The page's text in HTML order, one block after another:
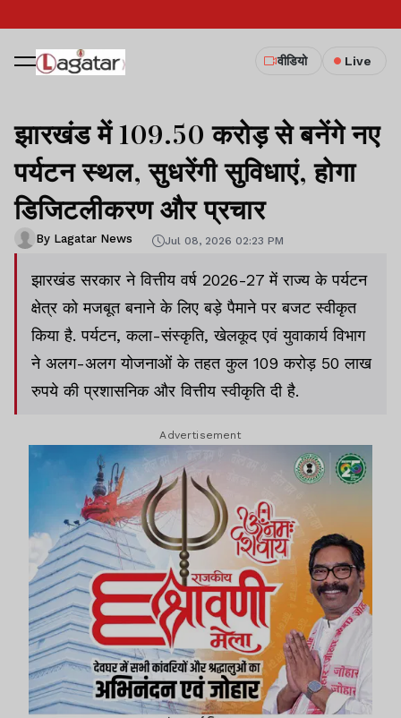
वीडियो Live
झारखंड में 109.50 करोड़ से बनेंगे नए
पर्यटन स्थल, सुधरेंगी सुविधाएं, होगा
डिजिटलीकरण और प्रचार
By Lagatar News Jul 08, 2026 02:23 PM
झारखंड सरकार ने वित्तीय वर्ष 2026-27 में राज्य के पर्यटन
क्षेत्र को मजबूत बनाने के लिए बड़े पैमाने पर बजट स्वीकृत
किया है. पर्यटन, कला-संस्कृति, खेलकूद एवं युवाकार्य विभाग
ने अलग-अलग योजनाओं के तहत कुल 109 करोड़ 50 लाख
रुपये की प्रशासनिक और वित्तीय स्वीकृति दी है.
Advertisement